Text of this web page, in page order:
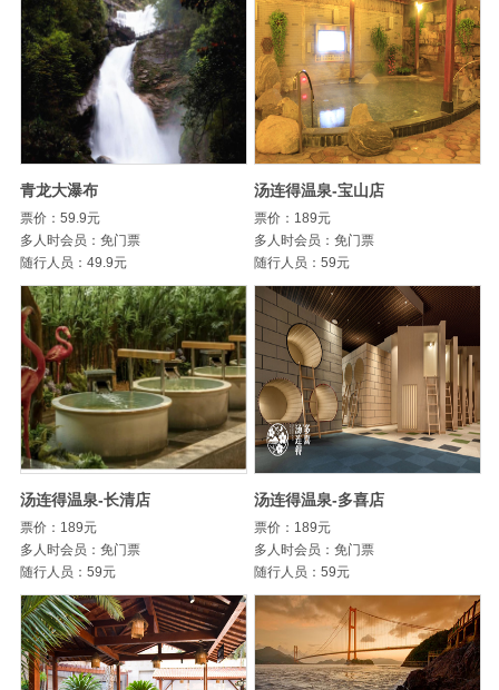
青龙大瀑布
票价：59.9元
多人时会员：免门票
随行人员：49.9元
汤连得温泉-宝山店
票价：189元
多人时会员：免门票
随行人员：59元
汤连得温泉-长清店
票价：189元
多人时会员：免门票
随行人员：59元
汤连得温泉-多喜店
票价：189元
多人时会员：免门票
随行人员：59元